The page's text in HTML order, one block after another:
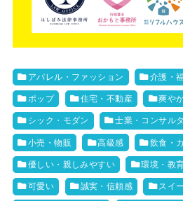
アパレル・ファッション 介護・
ポップ 住宅・不動産 爽や
シック・モダン 士業・コンサル
小売・物販 高級感 飲食・
優しい・親しみやすい 環境・教
可愛い 誠実・信頼感 スイ